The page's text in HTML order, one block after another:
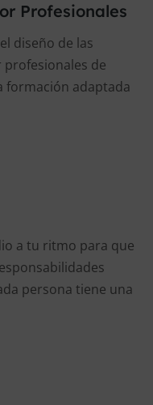
Profesionales
diseño de las
profesionales de
formación adaptada
a tu ritmo para que
persona tiene una